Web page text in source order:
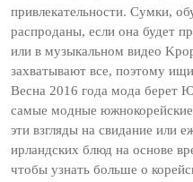
привлекательности. Сумки,
распроданы, если она будет
или в музыкальном видео
захватывают все, поэтому
Весна 2016 года мода
самые модные
эти взгляды на свидание или
ирландских блюд на основе
чтобы узнать больше о